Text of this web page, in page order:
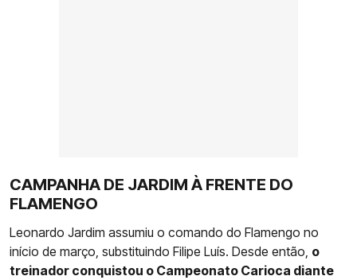
CAMPANHA DE JARDIM À FRENTE DO
FLAMENGO
Leonardo Jardim assumiu o comando do Flamengo no
início de março, substituindo Filipe Luís. Desde então, o
treinador conquistou o Campeonato Carioca diante